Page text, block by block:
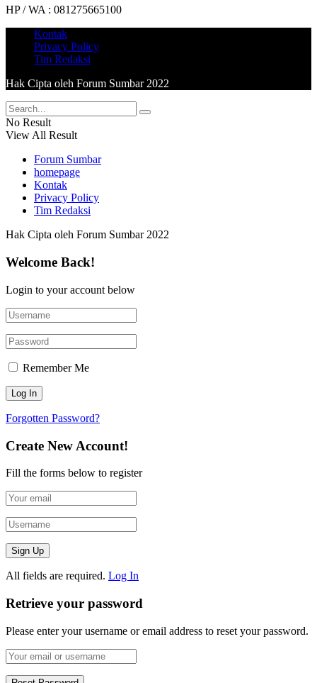
HP / WA : 081275665100
Kontak
Privacy Policy
Tim Redaksi
Hak Cipta oleh Forum Sumbar 2022
No Result
View All Result
Forum Sumbar
homepage
Kontak
Privacy Policy
Tim Redaksi
Hak Cipta oleh Forum Sumbar 2022
Welcome Back!
Login to your account below
Remember Me
Forgotten Password?
Create New Account!
Fill the forms below to register
All fields are required. Log In
Retrieve your password
Please enter your username or email address to reset your password.